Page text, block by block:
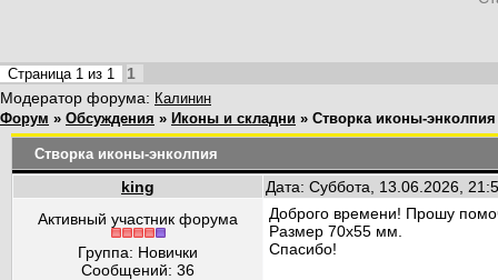
Страница 1 из 1
1
Модератор форума: Калинин
Форум » Обсуждения » Иконы и складни » Створка иконы-энколпия
Створка иконы-энколпия
king
Дата: Суббота, 13.06.2026,
Активный участник форума
Группа: Новички
Сообщений: 36
Доброго времени! Прошу
Размер 70х55 мм.
Спасибо!